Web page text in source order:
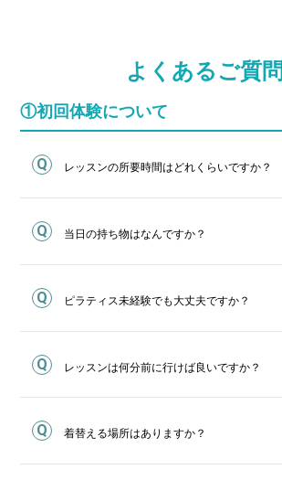
よくあるご質問
①初回体験について
レッスンの所要時間はどれくらいですか？
当日の持ち物はなんですか？
ピラティス未経験でも大丈夫ですか？
レッスンは何分前に行けば良いですか？
着替える場所はありますか？